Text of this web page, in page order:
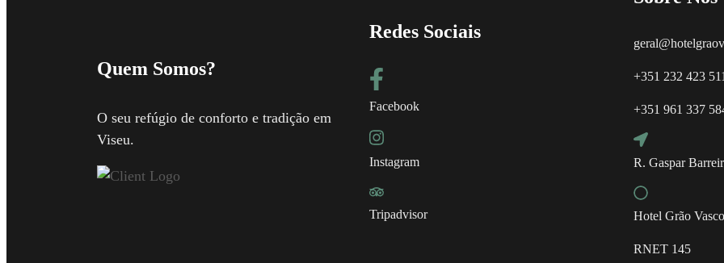
Quem Somos?
O seu refúgio de conforto e tradição em
Viseu.
Redes Sociais
Facebook
Instagram
Tripadvisor
+351 232 423
+351 961 337
R. Gaspar
Hotel Grão
RNET 145